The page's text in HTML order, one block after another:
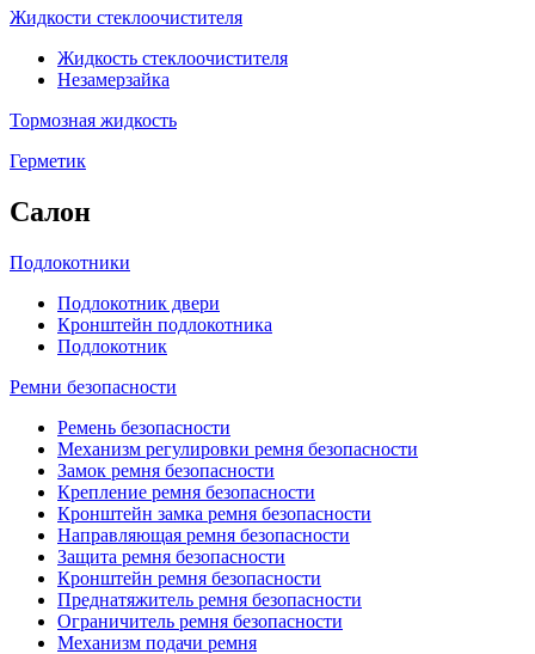
Жидкости стеклоочистителя
Жидкость стеклоочистителя
Незамерзайка
Тормозная жидкость
Герметик
Салон
Подлокотники
Подлокотник двери
Кронштейн подлокотника
Подлокотник
Ремни безопасности
Ремень безопасности
Механизм регулировки ремня безопасности
Замок ремня безопасности
Крепление ремня безопасности
Кронштейн замка ремня безопасности
Направляющая ремня безопасности
Защита ремня безопасности
Кронштейн ремня безопасности
Преднатяжитель ремня безопасности
Ограничитель ремня безопасности
Механизм подачи ремня